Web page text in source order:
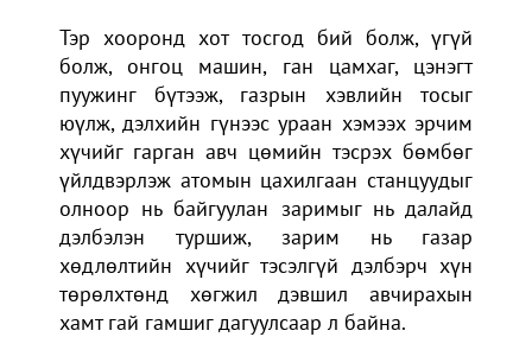
Тэр хооронд хот тосгод бий болж, үгүй
болж, онгоц машин, ган цамхаг, цэнэгт
пуужинг бүтээж, газрын хэвлийн тосыг
юүлж, дэлхийн гүнээс ураан хэмээх эрчим
хүчийг гарган авч цөмийн тэсрэх бөмбөг
үйлдвэрлэж атомын цахилгаан станцуудыг
олноор нь байгуулан заримыг нь далайд
дэлбэлэн туршиж, зарим нь газар
хөдлөлтийн хүчийг тэсэлгүй дэлбэрч хүн
төрөлхтөнд хөгжил дэвшил авчирахын
хамт гай гамшиг дагуулсаар л байна.